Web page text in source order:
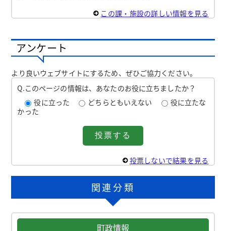
この課・施設の詳しい情報を見る
アンケート
より良いウェブサイトにするため、ぜひご協力ください。
Q.このページの情報は、あなたのお役に立ちましたか？
役に立った
どちらともいえない
役に立たな
かった
投票しないで結果を見る
関連分類
町政情報